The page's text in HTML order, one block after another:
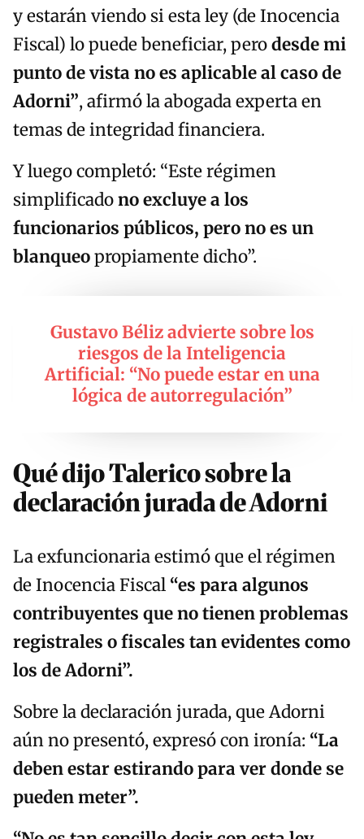
y estarán viendo si esta ley (de Inocencia
Fiscal) lo puede beneficiar, perodesde mi
punto de vista no es aplicable al caso de
Adorni”, afirmó la abogada experta en
temas de integridad financiera.
Y luego completó: “Este régimen
simplificadono excluye a los
funcionarios públicos, pero no es un
blanqueopropiamente dicho”.
Gustavo Béliz advierte sobre los
riesgos de la Inteligencia
Artificial: “No puede estar en una
lógica de autorregulación”
Qué dijo Talerico sobre la
declaración jurada de Adorni
La exfuncionaria estimó que el régimen
de Inocencia Fiscal “es para algunos
contribuyentes que no tienen problemas
registrales o fiscales tan evidentes como
los de Adorni”.
Sobre la declaración jurada, que Adorni
aún no presentó, expresó con ironía: “La
deben estar estirando para ver donde se
pueden meter”.